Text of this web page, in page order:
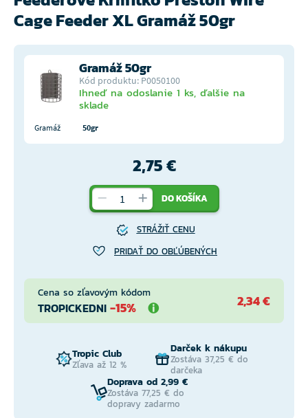
Cage Feeder XL Gramáž 50gr
Gramáž 50gr
Kód produktu: P0050100
Ihneď na odoslanie 1 ks, ďalšie na
sklade
Gramáž 50gr
2,75 €
DO KOŠÍKA
STRÁŽIŤ CENU
PRIDAŤ DO OBĽÚBENÝCH
Cena so zľavovým kódom
TROPICKEDNI -15% 2,34 €
Tropic Club
Zľava až 12 %
Darček k nákupu
Zostáva 37,25 € do
darčeka
Doprava od 2,99 €
Zostáva 77,25 € do
dopravy zadarmo